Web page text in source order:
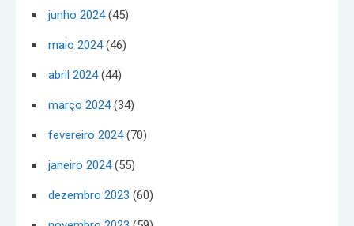
junho 2024(45)
maio 2024(46)
abril 2024(44)
março 2024(34)
fevereiro 2024(70)
janeiro 2024(55)
dezembro 2023 (60)